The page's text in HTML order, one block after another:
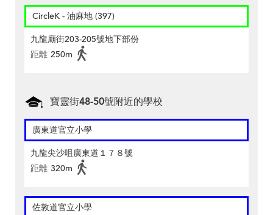
CircleK - 油麻地 (397)
九龍廟街203-205號地下部份
距離 250m
寶靈街48-50號附近的學校
廣東道官立小學
九龍尖沙咀廣東道１７８號
距離 320m
佐敦道官立小學